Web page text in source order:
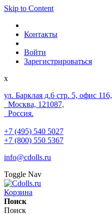
Skip to Content
Контакты
Войти
Зарегистрироваться
x
ул. Барклая д.6 стр. 5, офис 116,
Москва, 121087,
Россия.
+7 (495) 540 5027
+7 (800) 550 5367
info@cdolls.ru
Toggle Nav
Корзина
Поиск
Поиск